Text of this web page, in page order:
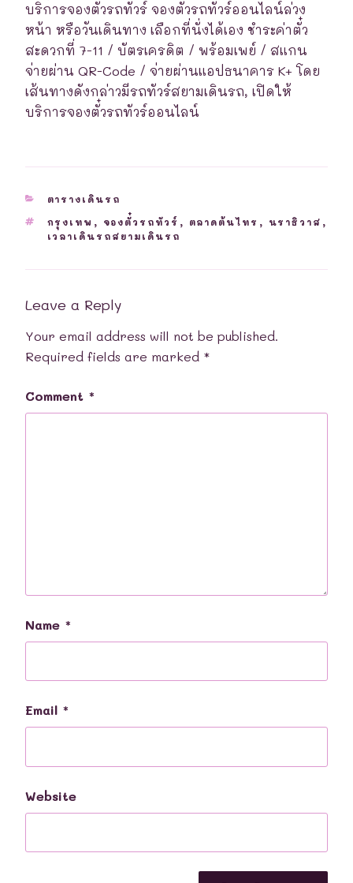
บริการจองตั๋วรถทัวร์ จองตั๋วรถทัวร์ออนไลน์ล่วง
หน้า หรือวันเดินทาง เลือกที่นั่งได้เอง ชำระค่าตั๋ว
สะดวกที่ 7-11 / บัตรเครดิต / พร้อมเพย์ / สแกน
จ่ายผ่าน QR-Code / จ่ายผ่านแอปธนาคาร K+ โดย
เส้นทางดังกล่าวมีรถทัวร์สยามเดินรถ, เปิดให้
บริการจองตั๋วรถทัวร์ออนไลน์
CATEGORIES
ตารางเดินรถ
TAGS
กรุงเทพ , จองตั๋วรถทัวร์ , ตลาดต้นไทร , นราธิวาส ,
เวลาเดินรถสยามเดินรถ
Leave a Reply
Your email address will not be published.
Required fields are marked *
Comment *
Name *
Email *
Website